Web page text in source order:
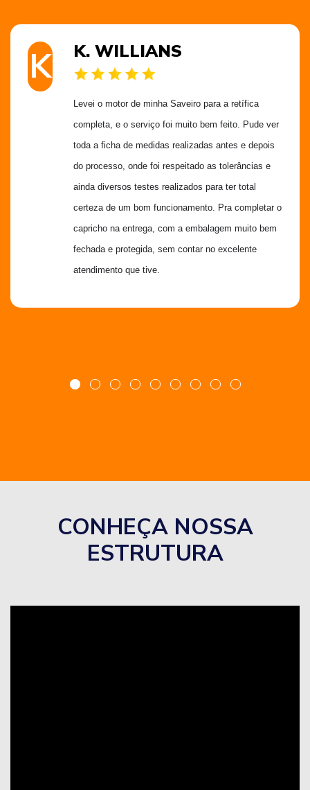
K K. WILLIANS
Levei o motor de minha Saveiro para a retífica
completa, e o serviço foi muito bem feito. Pude ver
toda a ficha de medidas realizadas antes e depois
do processo, onde foi respeitado as tolerâncias e
ainda diversos testes realizados para ter total
certeza de um bom funcionamento. Pra completar o
capricho na entrega, com a embalagem muito bem
fechada e protegida, sem contar no excelente
atendimento que tive.
CONHEÇA NOSSA
ESTRUTURA